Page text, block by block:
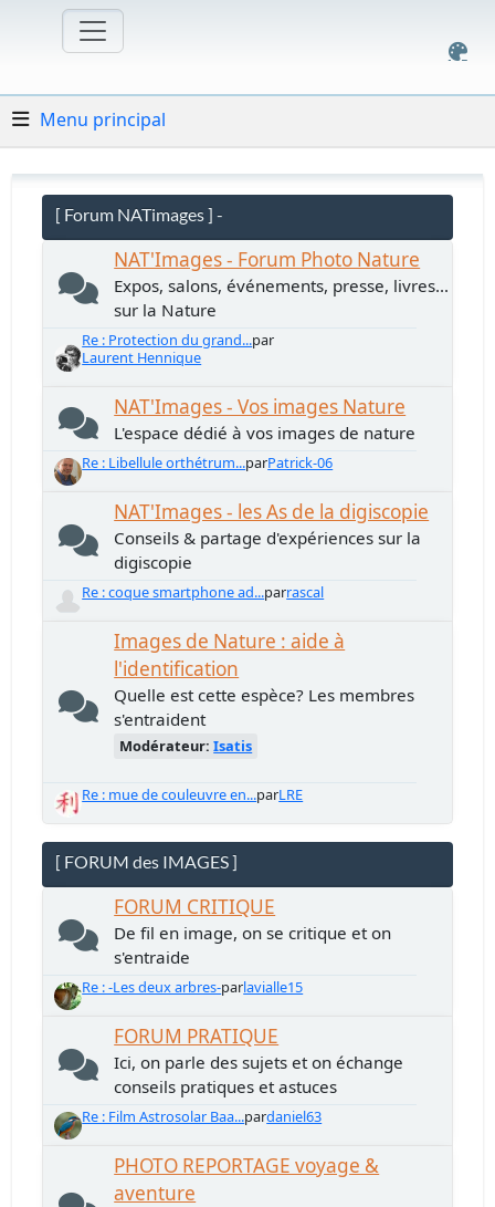
Menu principal
[ Forum NATimages ] -
NAT'Images - Forum Photo Nature
Expos, salons, événements, presse, livres...
sur la Nature
Re : Protection du grand...par
Laurent Hennique
NAT'Images - Vos images Nature
L'espace dédié à vos images de nature
Re : Libellule orthétrum...parPatrick-06
NAT'Images - les As de la digiscopie
Conseils & partage d'expériences sur la
digiscopie
Re : coque smartphone ad...parrascal
Images de Nature : aide à
l'identification
Quelle est cette espèce? Les membres
s'entraident
Modérateur:Isatis
Re : mue de couleuvre en...parLRE
[ FORUM des IMAGES ]
FORUM CRITIQUE
De fil en image, on se critique et on
s'entraide
Re : -Les deux arbres-parlavialle15
FORUM PRATIQUE
Ici, on parle des sujets et on échange
conseils pratiques et astuces
Re : Film Astrosolar Baa...pardaniel63
PHOTO REPORTAGE voyage &
aventure